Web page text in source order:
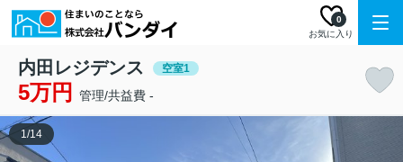
お気に入り
0
内田レジデンス 空室1
5万円 管理/共益費 -
1/14